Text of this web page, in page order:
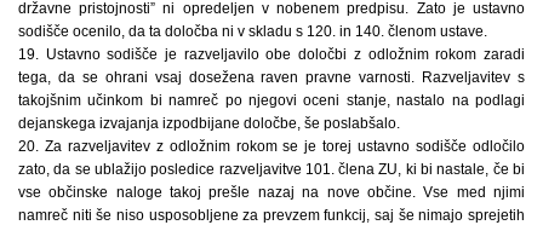
državne pristojnosti” ni opredeljen v nobenem predpisu. Zato je ustavno
sodišče ocenilo, da ta določba ni v skladu s 120. in 140. členom ustave.
19. Ustavno sodišče je razveljavilo obe določbi z odložnim rokom zaradi
tega, da se ohrani vsaj dosežena raven pravne varnosti. Razveljavitev s
takojšnim učinkom bi namreč po njegovi oceni stanje, nastalo na podlagi
dejanskega izvajanja izpodbijane določbe, še poslabšalo.
20. Za razveljavitev z odložnim rokom se je torej ustavno sodišče odločilo
zato, da se ublažijo posledice razveljavitve 101. člena ZU, ki bi nastale, če bi
vse občinske naloge takoj prešle nazaj na nove občine. Vse med njimi
namreč niti še niso usposobljene za prevzem funkcij, saj še nimajo sprejetih